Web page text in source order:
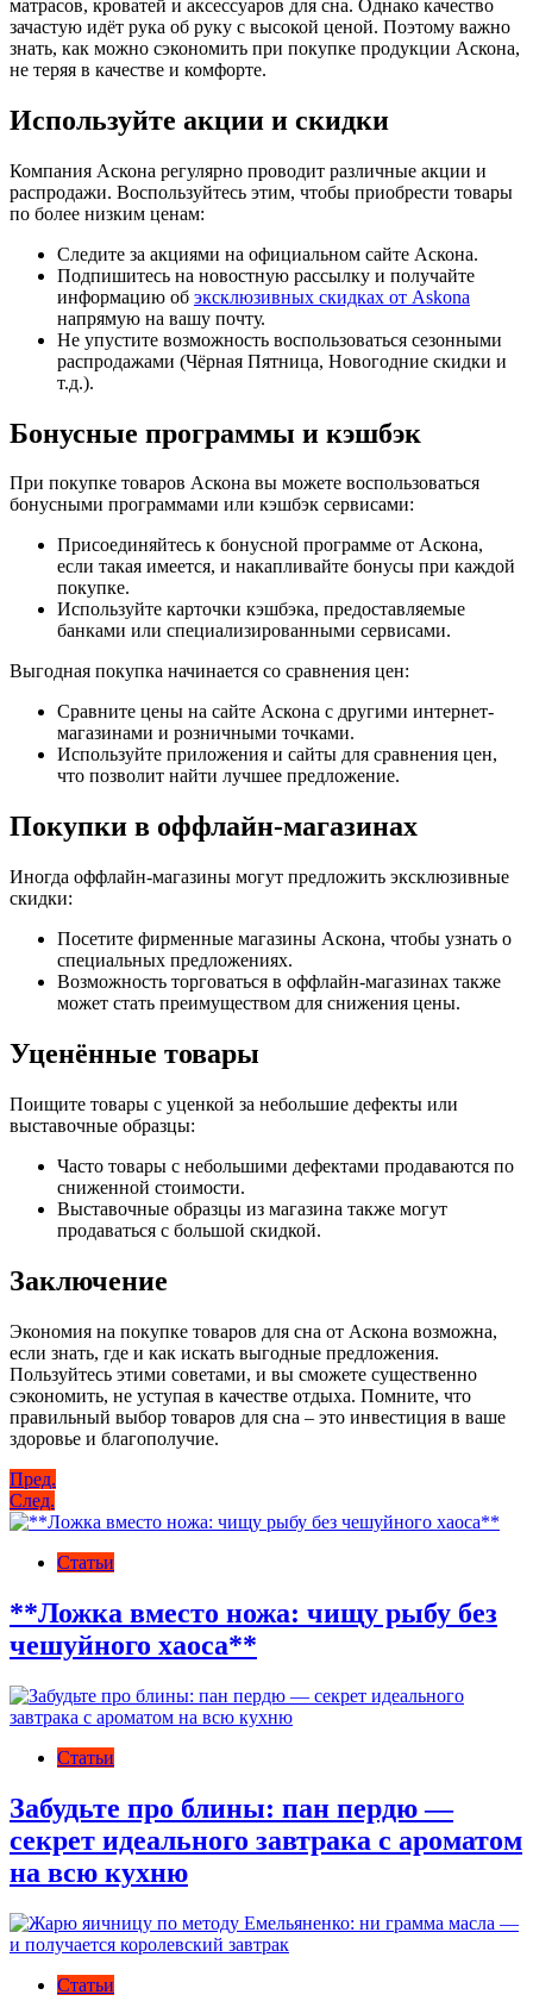
матрасов, кроватей и аксессуаров для сна. Однако качество
зачастую идёт рука об руку с высокой ценой. Поэтому важно
знать, как можно сэкономить при покупке продукции Аскона,
не теряя в качестве и комфорте.
Используйте акции и скидки
Компания Аскона регулярно проводит различные акции и
распродажи. Воспользуйтесь этим, чтобы приобрести товары
по более низким ценам:
Следите за акциями на официальном сайте Аскона.
Подпишитесь на новостную рассылку и получайте
информацию об эксклюзивных скидках от Askona
напрямую на вашу почту.
Не упустите возможность воспользоваться сезонными
распродажами (Чёрная Пятница, Новогодние скидки и
т.д.).
Бонусные программы и кэшбэк
При покупке товаров Аскона вы можете воспользоваться
бонусными программами или кэшбэк сервисами:
Присоединяйтесь к бонусной программе от Аскона,
если такая имеется, и накапливайте бонусы при каждой
покупке.
Используйте карточки кэшбэка, предоставляемые
банками или специализированными сервисами.
Выгодная покупка начинается со сравнения цен:
Сравните цены на сайте Аскона с другими интернет-
магазинами и розничными точками.
Используйте приложения и сайты для сравнения цен,
что позволит найти лучшее предложение.
Покупки в оффлайн-магазинах
Иногда оффлайн-магазины могут предложить эксклюзивные
скидки:
Посетите фирменные магазины Аскона, чтобы узнать о
специальных предложениях.
Возможность торговаться в оффлайн-магазинах также
может стать преимуществом для снижения цены.
Уценённые товары
Поищите товары с уценкой за небольшие дефекты или
выставочные образцы:
Часто товары с небольшими дефектами продаваются по
сниженной стоимости.
Выставочные образцы из магазина также могут
продаваться с большой скидкой.
Заключение
Экономия на покупке товаров для сна от Аскона возможна,
если знать, где и как искать выгодные предложения.
Пользуйтесь этими советами, и вы сможете существенно
сэкономить, не уступая в качестве отдыха. Помните, что
правильный выбор товаров для сна – это инвестиция в ваше
здоровье и благополучие.
Навигация
по
записям
Пред.
След.
Статьи
**Ложка вместо ножа: чищу рыбу без
чешуйного хаоса**
Статьи
Забудьте про блины: пан пердю —
секрет идеального завтрака с ароматом
на всю кухню
Статьи